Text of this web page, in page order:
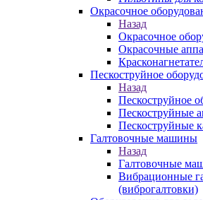
Окрасочное
Назад
Окрасочное
Окрасочные
Пескоструйное
Назад
Пескоструйное
Пескоструйные
Пескоструйные
Галтовочные машины
Назад
Галтовочные
Вибрационные
(виброгалтовки)